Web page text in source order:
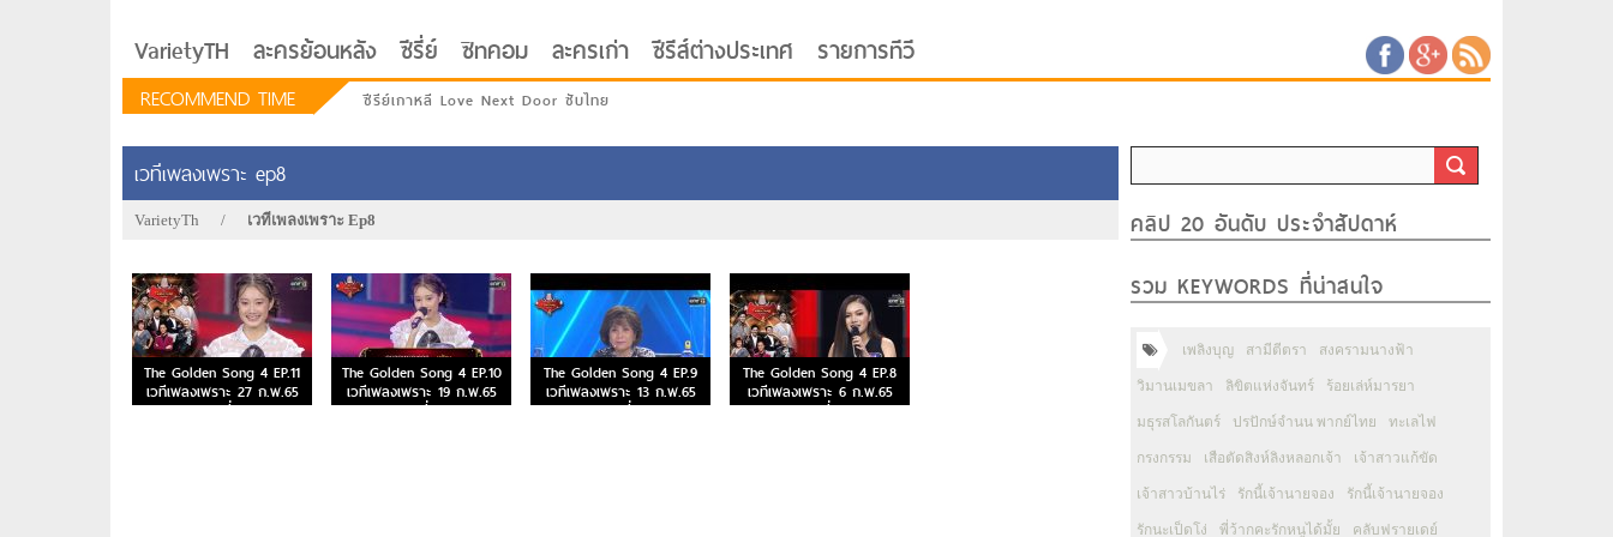
VarietyTH ละครย้อนหลัง ซีรี่ย์ ซิทคอม ละครเก่า ซีรีส์ต่างประเทศ รายการทีวี
RECOMMEND TIME ซีรีย์เกาหลี Love Next Door ซับไทย
เวทีเพลงเพราะ ep8
VarietyTh / เวทีเพลงเพราะ Ep8
The Golden Song 4 EP.11
เวทีเพลงเพราะ 27 ก.พ.65
ตอนที่ 11
The Golden Song 4 EP.10
เวทีเพลงเพราะ 19 ก.พ.65
ตอนที่ 10
The Golden Song 4 EP.9
เวทีเพลงเพราะ 13 ก.พ.65
ตอนที่ 9
The Golden Song 4 EP.8
เวทีเพลงเพราะ 6 ก.พ.65
ตอนที่ 8
คลิป 20 อันดับ ประจำสัปดาห์
รวม KEYWORDS ที่น่าสนใจ
เพลิงบุญ สามีตีตรา สงครามนางฟ้า
วิมานเมขลา ลิขิตแห่งจันทร์ ร้อยเล่ห์มารยา
มธุรสโลกันตร์ ปรปักษ์จำนน พากย์ไทย ทะเลไฟ
กรงกรรม เสือตัดสิงห์ลิงหลอกเจ้า เจ้าสาวแก้ขัด
เจ้าสาวบ้านไร่ รักนี้เจ้านายจอง รักนี้เจ้านายจอง
รักนะเป็ดโง่ พี่ว้ากคะรักหนูได้มั้ย คลับฟรายเดย์